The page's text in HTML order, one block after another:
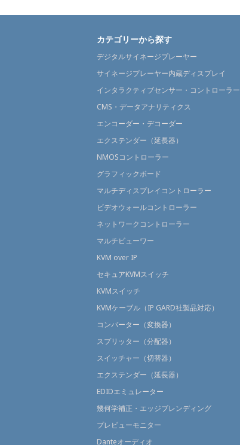
カテゴリーから探す
デジタルサイネージプレーヤー
サイネージプレーヤー内蔵ディスプレイ
インタラクティブセンサー・コントローラー
CMS・データアナリティクス
エンコーダー・デコーダー
エクステンダー（延長器）
NMOSコントローラー
グラフィックボード
マルチディスプレイコントローラー
ビデオウォールコントローラー
ネットワークコントローラー
マルチビューワー
KVM over IP
セキュアKVMスイッチ
KVMスイッチ
KVMケーブル（IP GARD社製品対応）
コンバーター（変換器）
スプリッター（分配器）
スイッチャー（切替器）
エクステンダー（延長器）
EDIDエミュレーター
幾何学補正・エッジブレンディング
プレビューモニター
Danteオーディオ